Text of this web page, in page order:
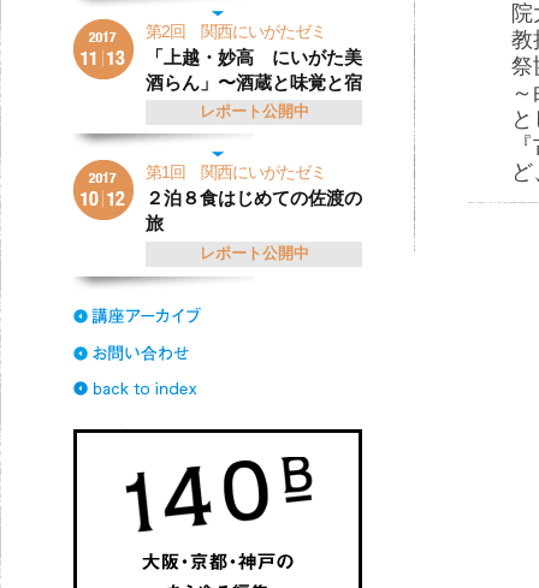
教
祭
第2回 関西にいがたゼミ
「上越・妙高 にいがた美
酒らん」〜酒蔵と味覚と宿
レポート公開中
第1回 関西にいがたゼミ
２泊８食はじめての佐渡の
旅
レポート公開中